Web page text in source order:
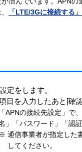
「LTE/3Gに接続する」
定をします。
目を入力したあと[確
「APNの接続先設定」で
」「パスワード」「認
※ 通信事業者が指定した
してください。